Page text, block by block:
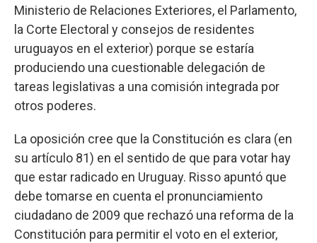
Ministerio de Relaciones Exteriores, el Parlamento,
la Corte Electoral y consejos de residentes
uruguayos en el exterior) porque se estaría
produciendo una cuestionable delegación de
tareas legislativas a una comisión integrada por
otros poderes.
La oposición cree que la Constitución es clara (en
su artículo 81) en el sentido de que para votar hay
que estar radicado en Uruguay. Risso apuntó que
debe tomarse en cuenta el pronunciamiento
ciudadano de 2009 que rechazó una reforma de la
Constitución para permitir el voto en el exterior,